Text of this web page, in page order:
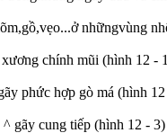
nhữngvùng
chính mũi (hình 12 -
phức hợp gò má (hình
gãy cung tiếp (hình 12 - 3)